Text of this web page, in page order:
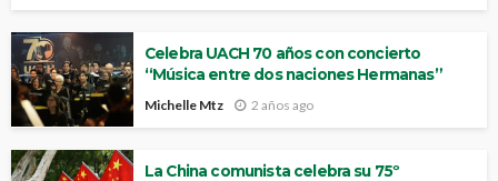
Celebra UACH 70 años con concierto
“Música entre dos naciones Hermanas”
Michelle Mtz 2 años ago
La China comunista celebra su 75º